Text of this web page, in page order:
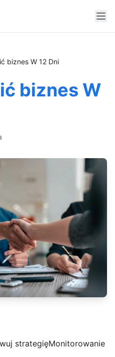
biznes W 12 Dni
biznes W
strategięMonitorowanie